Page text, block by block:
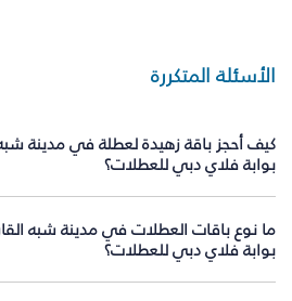
الأسئلة المتكررة
كيف أحجز باقة زهيدة لعطلة في مدينة شبه
بوابة فلاي دبي للعطلات؟
ما نوع باقات العطلات في مدينة شبه
بوابة فلاي دبي للعطلات؟